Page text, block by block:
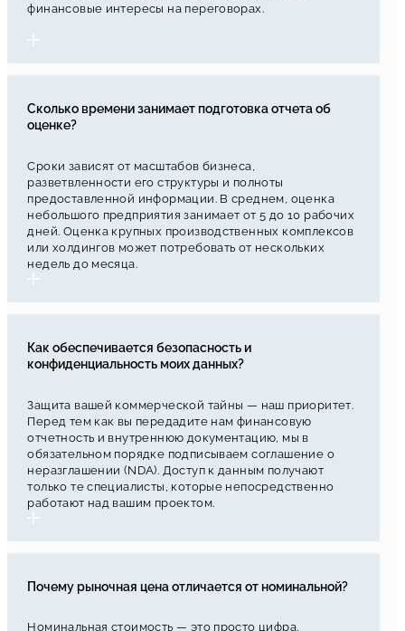
финансовые интересы на переговорах.
Сколько времени занимает подготовка отчета об
оценке?
Сроки зависят от масштабов бизнеса,
разветвленности его структуры и полноты
предоставленной информации. В среднем, оценка
небольшого предприятия занимает от 5 до 10 рабочих
дней. Оценка крупных производственных комплексов
или холдингов может потребовать от нескольких
недель до месяца.
Как обеспечивается безопасность и
конфиденциальность моих данных?
Защита вашей коммерческой тайны — наш приоритет.
Перед тем как вы передадите нам финансовую
отчетность и внутреннюю документацию, мы в
обязательном порядке подписываем соглашение о
неразглашении (NDA). Доступ к данным получают
только те специалисты, которые непосредственно
работают над вашим проектом.
Почему рыночная цена отличается от номинальной?
Номинальная стоимость — это просто цифра,